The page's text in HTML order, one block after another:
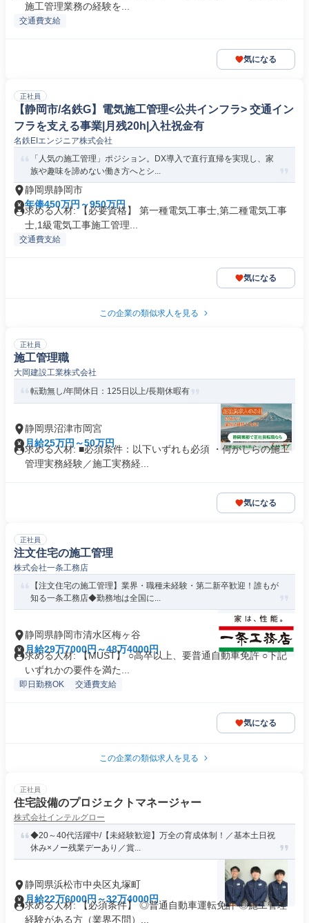
施工管理業務の経験を...
交通費支給
気になる
正社員
【静岡市/名鉄G】電気施工管理<公共インフラ> 交通イン
フラを支える事業|月残20h|入社祝金有
名鉄EIエンジニア株式会社
「人気の施工管理」ポジション。DX導入で直行直帰を実現し、家
族や趣味を諦めない働き方へとシ...
静岡県静岡市
年俸450万円～950万円
求める人材: 【必要資格】 第一種電気工事士,第二種電気工事
士,1級電気工事施工管理...
交通費支給
気になる
この企業の類似求人を見る
正社員
施工管理職
大岡建設工業株式会社
転勤無し/年間休日：125日以上/長期休暇有
静岡県沼津市岡宮
月給25万円～50万円
求める人材: ■必須条件：以下いずれも必須 ・何かしらの施工
管理実務経験／施工実務経...
気になる
正社員
注文住宅の施工管理
株式会社一条工務店
【注文住宅の施工管理】業界・職種未経験・第二新卒歓迎！誰もが
知る一条工務店◆勤務地は全国に...
静岡県静岡市清水区梅ヶ谷
月給29万7000円～48万4000円
求める人材: 【MUST】 ○高卒以上、要普通自動車免許 ○下記
いずれかの要件を満た...
即日勤務OK 交通費支給
気になる
この企業の類似求人を見る
正社員
住宅設備のプロジェクトマネージャー
株式会社インテルグロー
◆20～40代活躍中/【未経験歓迎】万全の育成体制！／基本土日祝
休み×ノー残業デーあり／賞...
静岡県浜松市中央区丸塚町
月給22万6000円～32万4000円
求める人材: 【必須条件】 ◎普通自動車運転免許 ◎施工管理
経験がある方（業界不問）...